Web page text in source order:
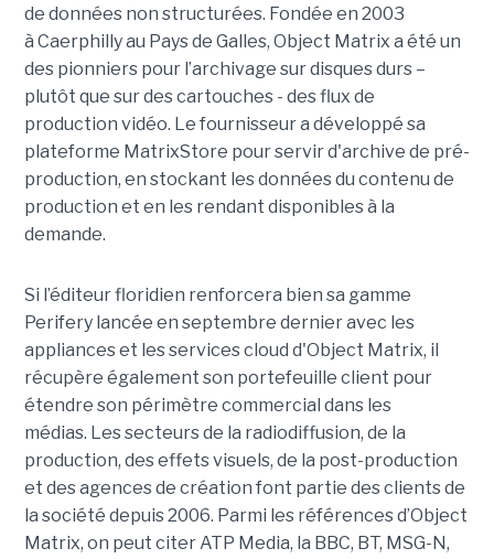
de données non structurées. Fondée en 2003
à Caerphilly au Pays de Galles, Object Matrix a été un
des pionniers pour l’archivage sur disques durs –
plutôt que sur des cartouches - des flux de
production vidéo. Le fournisseur a développé sa
plateforme MatrixStore pour servir d'archive de pré-
production, en stockant les données du contenu de
production et en les rendant disponibles à la
demande.
Si l’éditeur floridien renforcera bien sa gamme
Perifery lancée en septembre dernier avec les
appliances et les services cloud d'Object Matrix, il
récupère également son portefeuille client pour
étendre son périmètre commercial dans les
médias. Les secteurs de la radiodiffusion, de la
production, des effets visuels, de la post-production
et des agences de création font partie des clients de
la société depuis 2006. Parmi les références d’Object
Matrix, on peut citer ATP Media, la BBC, BT, MSG-N,